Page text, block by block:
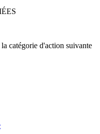
catégorie d'action suivante